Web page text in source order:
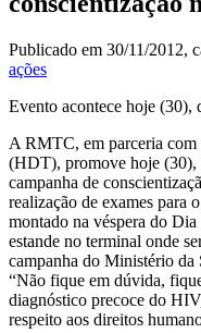
Publicado em 30/11/2012,
ações
Evento acontece hoje (30),
A RMTC, em parceria
(HDT), promove hoje (30),
campanha de
realização de exames para
montado na véspera do
estande no terminal onde
campanha do Ministério da
“Não fique em dúvida,
diagnóstico precoce do
respeito aos direitos